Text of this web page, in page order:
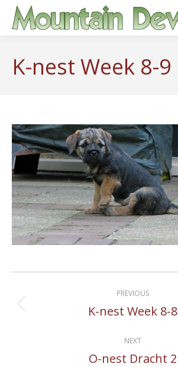
K-nest Week 8-9
navigation
PREVIOUS
Previous
K-nest Week 8-8
NEXT
Next
O-nest Dracht 2